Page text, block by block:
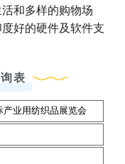
和多样的购物场
好的硬件及软件支
表